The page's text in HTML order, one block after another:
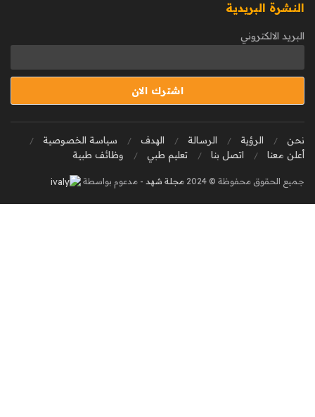
النشرة البريدية
البريد الالكتروني
نحن الرؤية الرسالة الهدف
سياسة الخصوصية
أعلن معنا
اتصل بنا تعليم طبي وظائف طبية
جميع الحقوق محفوظة © 2024 مجلة شهد - مدعوم بواسطة